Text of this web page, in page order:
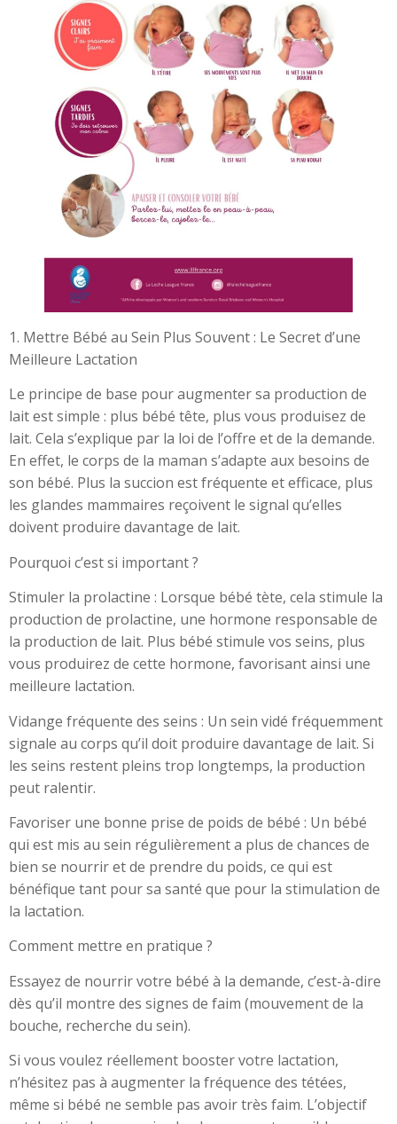
1. Mettre Bébé au Sein Plus Souvent : Le Secret d’une
Meilleure Lactation
Le principe de base pour augmenter sa production de
lait est simple : plus bébé tête, plus vous produisez de
lait. Cela s’explique par la loi de l’offre et de la demande.
En effet, le corps de la maman s’adapte aux besoins de
son bébé. Plus la succion est fréquente et efficace, plus
les glandes mammaires reçoivent le signal qu’elles
doivent produire davantage de lait.
Pourquoi c’est si important ?
Stimuler la prolactine : Lorsque bébé tète, cela stimule la
production de prolactine, une hormone responsable de
la production de lait. Plus bébé stimule vos seins, plus
vous produirez de cette hormone, favorisant ainsi une
meilleure lactation.
Vidange fréquente des seins : Un sein vidé fréquemment
signale au corps qu’il doit produire davantage de lait. Si
les seins restent pleins trop longtemps, la production
peut ralentir.
Favoriser une bonne prise de poids de bébé : Un bébé
qui est mis au sein régulièrement a plus de chances de
bien se nourrir et de prendre du poids, ce qui est
bénéfique tant pour sa santé que pour la stimulation de
la lactation.
Comment mettre en pratique ?
Essayez de nourrir votre bébé à la demande, c’est-à-dire
dès qu’il montre des signes de faim (mouvement de la
bouche, recherche du sein).
Si vous voulez réellement booster votre lactation,
n’hésitez pas à augmenter la fréquence des tétées,
même si bébé ne semble pas avoir très faim. L’objectif